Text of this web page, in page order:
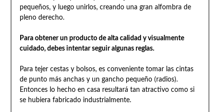
pequeños, y luego unirlos, creando una gran alfombra de
pleno derecho.
Para obtener un producto de alta calidad y visualmente
cuidado, debes intentar seguir algunas reglas.
Para tejer cestas y bolsos, es conveniente tomar las cintas
de punto más anchas y un gancho pequeño (radios).
Entonces lo hecho en casa resultará tan atractivo como si
se hubiera fabricado industrialmente.